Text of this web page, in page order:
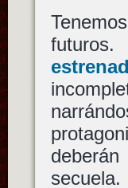
futuros.